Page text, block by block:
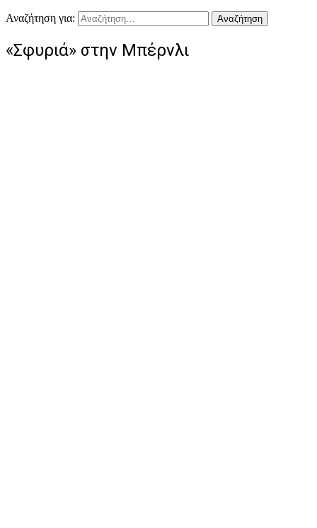
Αναζήτηση για:
«Σφυριά» στην Μπέρνλι